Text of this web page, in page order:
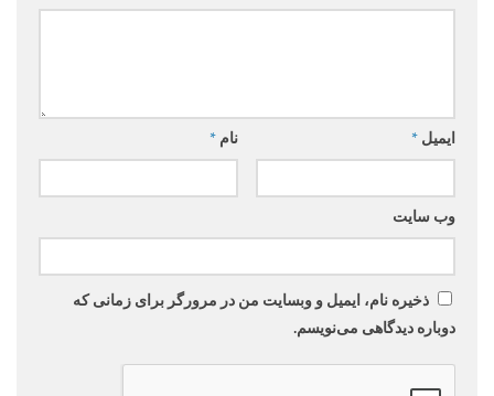
نام * ایمیل *
وب‌ سایت
ذخیره نام، ایمیل و وبسایت من در مرورگر برای زمانی که
دوباره دیدگاهی می‌نویسم.